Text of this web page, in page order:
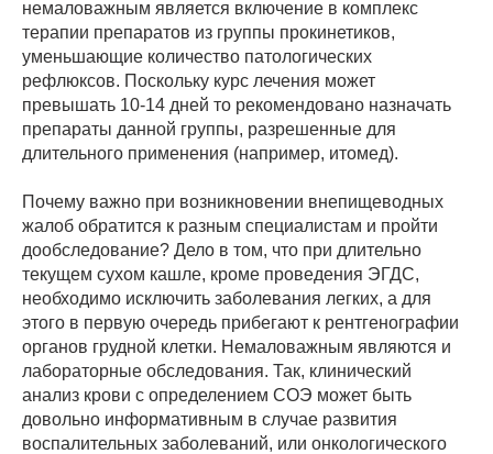
немаловажным является включение в комплекс
терапии препаратов из группы прокинетиков,
уменьшающие количество патологических
рефлюксов. Поскольку курс лечения может
превышать 10-14 дней то рекомендовано назначать
препараты данной группы, разрешенные для
длительного применения (например, итомед).
Почему важно при возникновении внепищеводных
жалоб обратится к разным специалистам и пройти
дообследование? Дело в том, что при длительно
текущем сухом кашле, кроме проведения ЭГДС,
необходимо исключить заболевания легких, а для
этого в первую очередь прибегают к рентгенографии
органов грудной клетки. Немаловажным являются и
лабораторные обследования. Так, клинический
анализ крови с определением СОЭ может быть
довольно информативным в случае развития
воспалительных заболеваний, или онкологического